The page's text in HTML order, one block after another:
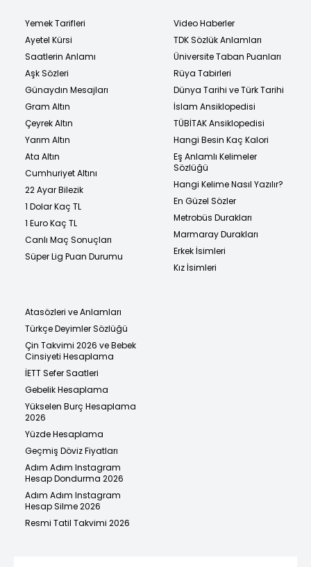
Yemek Tarifleri
Ayetel Kürsi
Saatlerin Anlamı
Aşk Sözleri
Günaydın Mesajları
Gram Altın
Çeyrek Altın
Yarım Altın
Ata Altın
Cumhuriyet Altını
22 Ayar Bilezik
1 Dolar Kaç TL
1 Euro Kaç TL
Canlı Maç Sonuçları
Süper Lig Puan Durumu
Video Haberler
TDK Sözlük Anlamları
Üniversite Taban Puanları
Rüya Tabirleri
Dünya Tarihi ve Türk Tarihi
İslam Ansiklopedisi
TÜBİTAK Ansiklopedisi
Hangi Besin Kaç Kalori
Eş Anlamlı Kelimeler
Sözlüğü
Hangi Kelime Nasıl Yazılır?
En Güzel Sözler
Metrobüs Durakları
Marmaray Durakları
Erkek İsimleri
Kız İsimleri
Atasözleri ve Anlamları
Türkçe Deyimler Sözlüğü
Çin Takvimi 2026 ve Bebek
Cinsiyeti Hesaplama
İETT Sefer Saatleri
Gebelik Hesaplama
Yükselen Burç Hesaplama
2026
Yüzde Hesaplama
Geçmiş Döviz Fiyatları
Adım Adım Instagram
Hesap Dondurma 2026
Adım Adım Instagram
Hesap Silme 2026
Resmi Tatil Takvimi 2026